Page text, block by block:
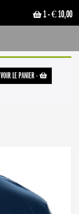
1- € 10,00
VOIR LE PANIER-